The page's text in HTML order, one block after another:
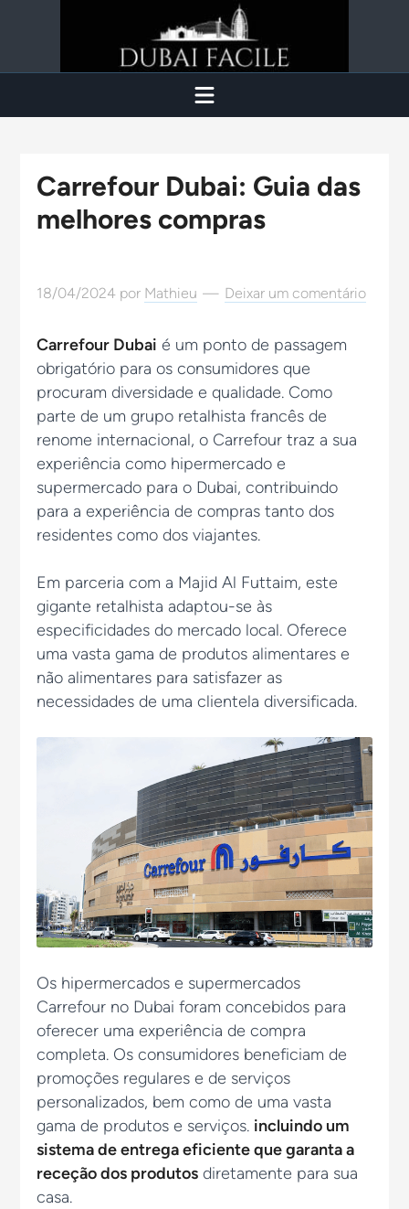
Carrefour Dubai: Guia das
melhores compras
18/04/2024 por Mathieu Deixar um comentário
Carrefour Dubai é um ponto de passagem
obrigatório para os consumidores que
procuram diversidade e qualidade. Como
parte de um grupo retalhista francês de
renome internacional, o Carrefour traz a sua
experiência como hipermercado e
supermercado para o Dubai, contribuindo
para a experiência de compras tanto dos
residentes como dos viajantes.
Em parceria com a Majid Al Futtaim, este
gigante retalhista adaptou-se às
especificidades do mercado local. Oferece
uma vasta gama de produtos alimentares e
não alimentares para satisfazer as
necessidades de uma clientela diversificada.
Os hipermercados e supermercados
Carrefour no Dubai foram concebidos para
oferecer uma experiência de compra
completa. Os consumidores beneficiam de
promoções regulares e de serviços
personalizados, bem como de uma vasta
gama de produtos e serviços. incluindo um
sistema de entrega eficiente que garanta a
receção dos produtos diretamente para sua
casa.